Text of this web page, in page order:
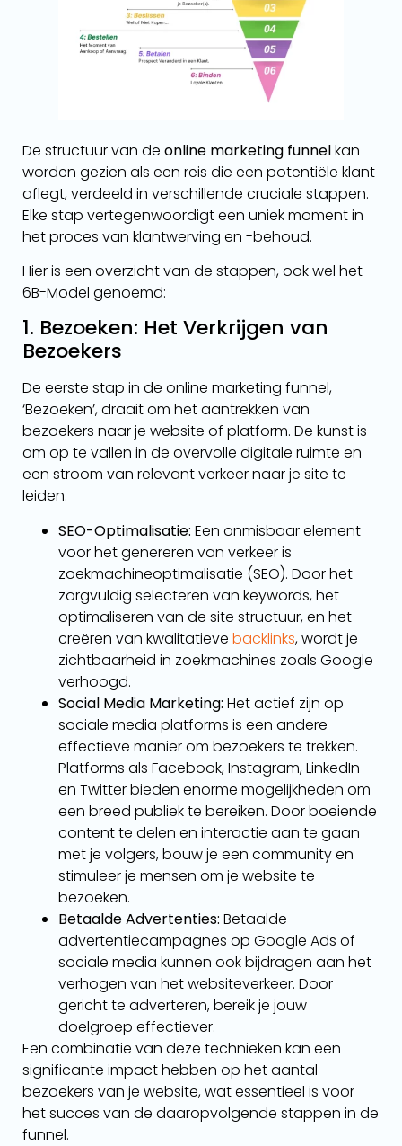
De structuur van de online marketing funnelkan
worden gezien als een reis die een potentiële klant
aflegt, verdeeld in verschillende cruciale stappen.
Elke stap vertegenwoordigt een uniek moment in
het proces van klantwerving en -behoud.
Hier is een overzicht van de stappen, ook wel het
6B-Model genoemd:
1. Bezoeken: Het Verkrijgen van
Bezoekers
De eerste stap in de online marketing funnel,
‘Bezoeken’, draait om het aantrekken van
bezoekers naar je website of platform. De kunst is
om op te vallen in de overvolle digitale ruimte en
een stroom van relevant verkeer naar je site te
leiden.
SEO-Optimalisatie: Een onmisbaar element
voor het genereren van verkeer is
zoekmachineoptimalisatie (SEO). Door het
zorgvuldig selecteren van keywords, het
optimaliseren van de site structuur, en het
creëren van kwalitatieve backlinks, wordt je
zichtbaarheid in zoekmachines zoals Google
verhoogd.
Social Media Marketing: Het actief zijn op
sociale media platforms is een andere
effectieve manier om bezoekers te trekken.
Platforms als Facebook, Instagram, LinkedIn
en Twitter bieden enorme mogelijkheden om
een breed publiek te bereiken. Door boeiende
content te delen en interactie aan te gaan
met je volgers, bouw je een community en
stimuleer je mensen om je website te
bezoeken.
Betaalde Advertenties: Betaalde
advertentiecampagnes op Google Ads of
sociale media kunnen ook bijdragen aan het
verhogen van het websiteverkeer. Door
gericht te adverteren, bereik je jouw
doelgroep effectiever.
Een combinatie van deze technieken kan een
significante impact hebben op het aantal
bezoekers van je website, wat essentieel is voor
het succes van de daaropvolgende stappen in de
funnel.